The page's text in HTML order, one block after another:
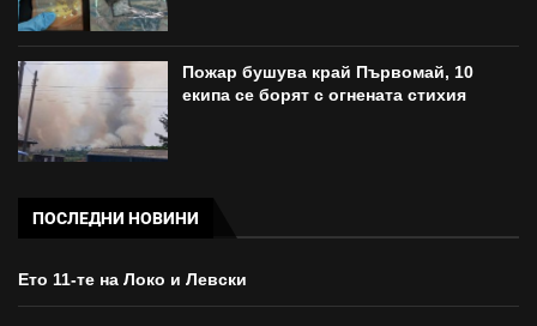
Пожар бушува край Първомай, 10
екипа се борят с огнената стихия
ПОСЛЕДНИ НОВИНИ
Ето 11-те на Локо и Левски